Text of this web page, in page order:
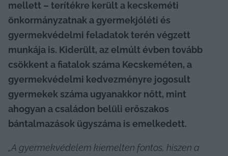
mellett – terítékre került a kecskeméti
önkormányzatnak a gyermekjóléti és
gyermekvédelmi feladatok terén végzett
munkája is. Kiderült, az elmúlt évben tovább
csökkent a fiatalok száma Kecskeméten, a
gyermekvédelmi kedvezményre jogosult
gyermekek száma ugyanakkor nőtt, mint
ahogyan a családon belüli erőszakos
bántalmazások ügyszáma is emelkedett.
„A gyermekvédelem kiemelten fontos, hiszen a